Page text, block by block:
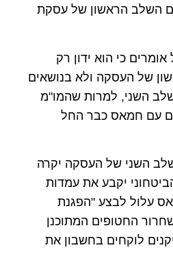
השלב הראשון של עסקת
כי הוא ידון רק
של העסקה ולא בנושאים
השני, למרות שהמו"מ
עם חמאס כבר החל
השני של העסקה יקרה
יקבע את עמדות
עלול לבצע "הפגנת
החטופים המתוכנן
לוקחים בחשבון את